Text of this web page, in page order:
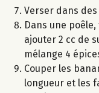
Verser dans
Dans une
ajouter 2 cc de
mélange 4
Couper les
longueur et les